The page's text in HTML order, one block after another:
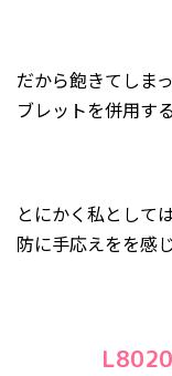
だから飽きてしま
ブレットを併用す
とにかく私として
防に手応えをを感